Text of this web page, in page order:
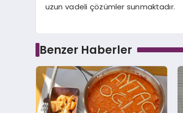
uzun vadeli çözümler sunmaktadır.
Benzer Haberler